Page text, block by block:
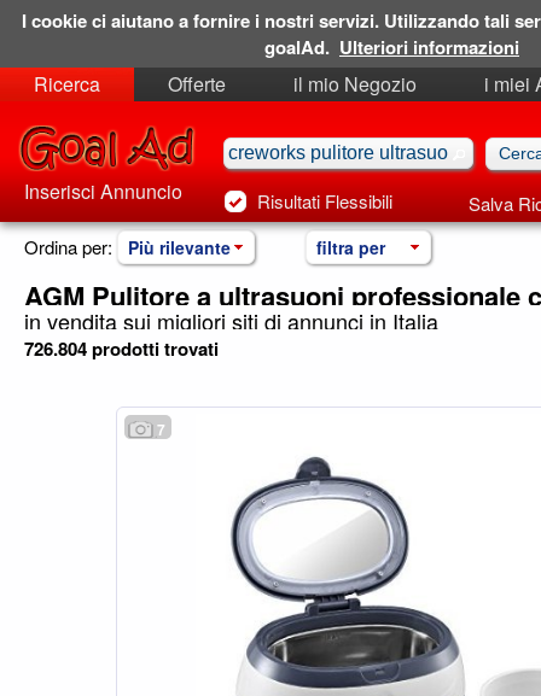
Ricerca Offerte il mio Negozio
i miei
Risultati Flessibili Salva
Inserisci Annuncio
Ordina per: Più rilevante filtra per
AGM Pulitore a ultrasuoni professionale
in vendita sui migliori siti di annunci in Italia
726.804 prodotti trovati
7
I cookie ci aiutano a fornire i nostri servizi. Utilizzando tali
goalAd. Ulteriori informazioni